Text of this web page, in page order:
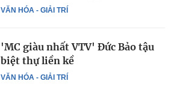
VĂN HÓA - GIẢI TRÍ
VĂN HÓA - GIẢI TRÍ
'MC giàu nhất VTV' Đức Bảo tậu
biệt thự liền kề